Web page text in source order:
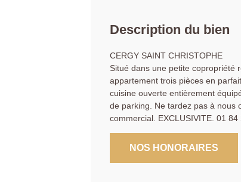
Description du bien
CERGY SAINT CHRISTOPHE
Situé dans une petite copropriété
appartement trois pièces en
cuisine ouverte entièrement
de parking. Ne tardez pas à nous
commercial. EXCLUSIVITE. 01 84
NOS HONORAIRES